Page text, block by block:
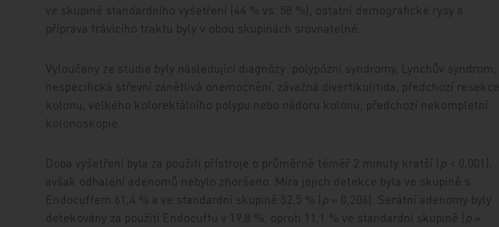
ve skupině standardního vyšetření (44 % vs. 58 %), ostatní demografické rysy a
příprava trávicího traktu byly v obou skupinách srovnatelné.
Vyloučeny ze studie byly následující diagnózy: polypózní syndromy, Lynchův syndrom,
nespecifická střevní zánětlivá onemocnění, závažná divertikulitida, předchozí resekce
kolonu, velkého kolorektálního polypu nebo nádoru kolonu, předchozí nekompletní
kolonoskopie.
Doba vyšetření byla za použití přístroje o průměrně téměř 2 minuty kratší (p < 0,001),
avšak odhalení adenomů nebylo zhoršeno. Míra jejich detekce byla ve skupině s
Endocuffem 61,4 % a ve standardní skupině 52,5 % (p = 0,206). Serátní adenomy byly
detekovány za použití Endocuffu v 19,8 %, oproti 11,1 % ve standardní skupině (p =